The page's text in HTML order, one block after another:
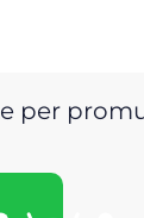
per